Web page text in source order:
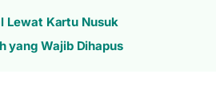
Lewat Kartu Nusuk
yang Wajib Dihapus